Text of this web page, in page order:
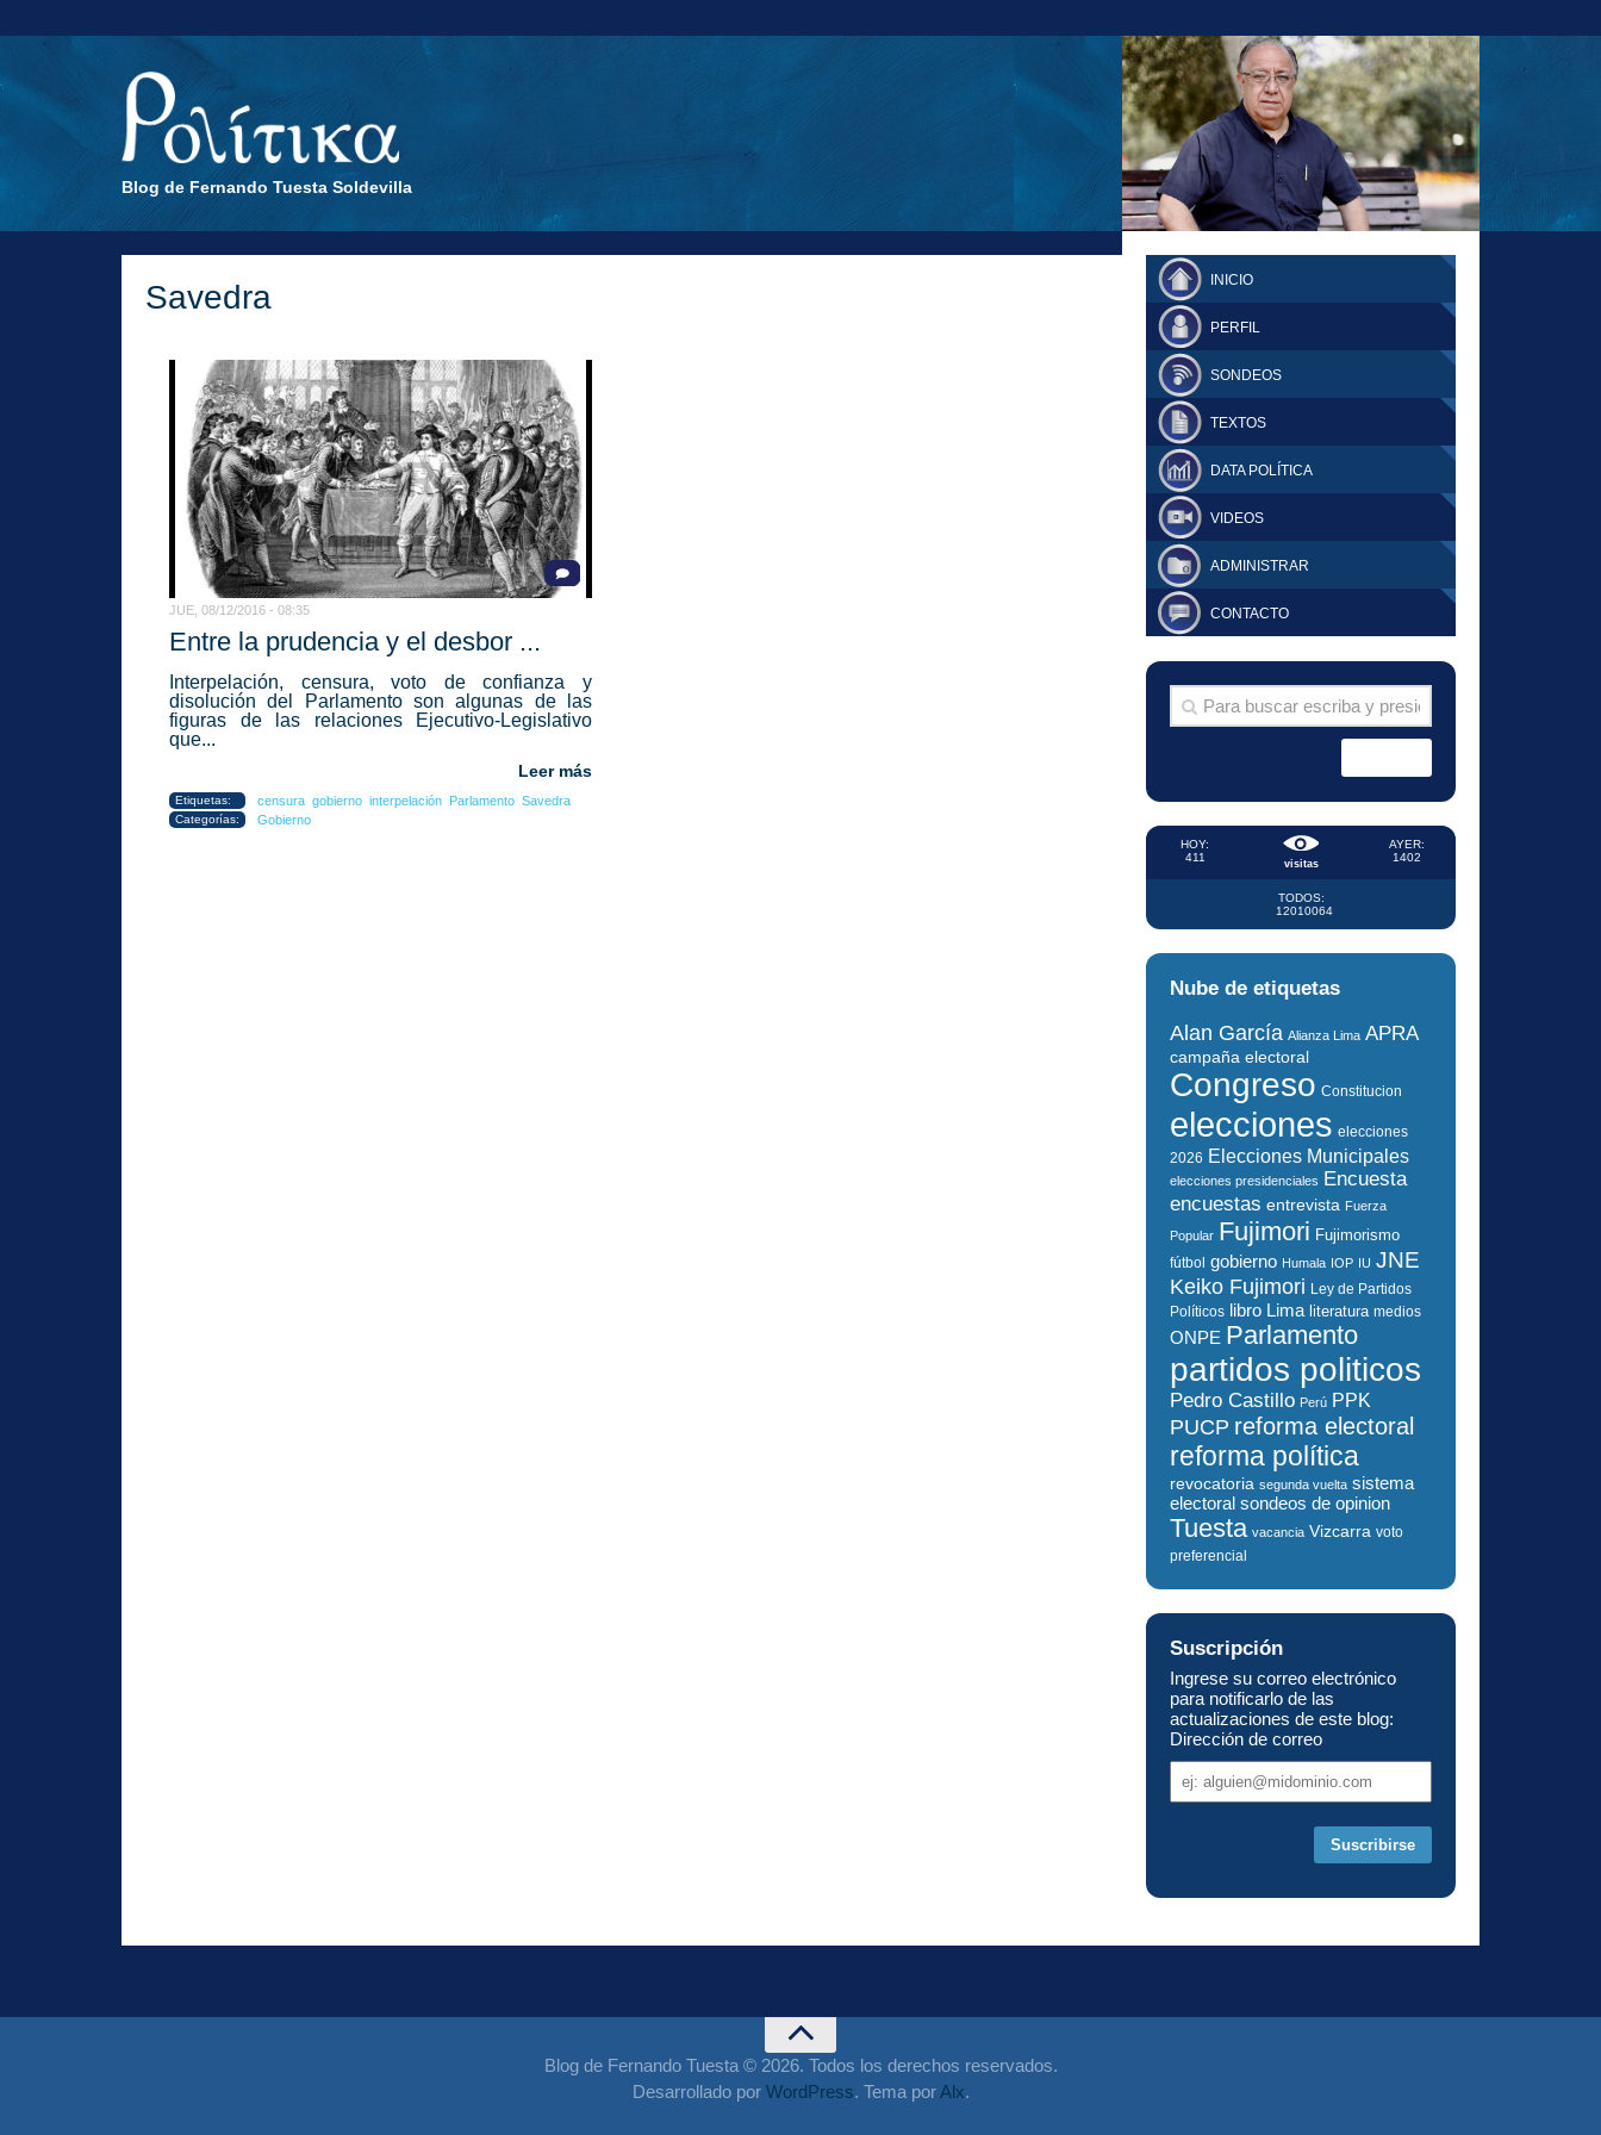
Blog de Fernando Tuesta Soldevilla
FERNANDO TUESTA SUPLEMENTO
DOMINGO
Savedra
JUE, 08/12/2016 - 08:35
Entre la prudencia y el desbor ...
Interpelación, censura, voto de confianza y
disolución del Parlamento son algunas de las
figuras de las relaciones Ejecutivo-Legislativo
que...
Leer más
Etiquetas: censura gobierno interpelación Parlamento Savedra
Categorías: Gobierno
INICIO
PERFIL
SONDEOS
TEXTOS
DATA POLÍTICA
VIDEOS
ADMINISTRAR
CONTACTO
visitas
HOY:
411
AYER:
1402
TODOS:
12010064
Nube de etiquetas
Alan García Alianza Lima APRA
campaña electoral
Congreso Constitucion
elecciones elecciones
2026 Elecciones Municipales
elecciones presidenciales Encuesta
encuestas entrevista Fuerza
Popular Fujimori Fujimorismo
fútbol gobierno Humala IOP IU JNE
Keiko Fujimori Ley de Partidos
Políticos libro Lima literatura medios
ONPE Parlamento
partidos politicos
Pedro Castillo Perú PPK
PUCP reforma electoral
reforma política
revocatoria segunda vuelta sistema
electoral sondeos de opinion
Tuesta vacancia Vizcarra voto
preferencial
Suscripción
Ingrese su correo electrónico
para notificarlo de las
actualizaciones de este blog:
Dirección de correo
de
Blog de Fernando Tuesta © 2026. Todos los derechos reservados.
Desarrollado por WordPress. Tema porAlx.